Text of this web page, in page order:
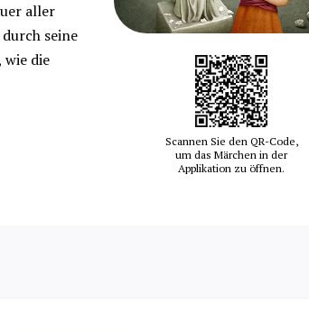
aller
seine
wie die
Scannen Sie den QR-Code,
um das Märchen in der
Applikation zu öffnen.